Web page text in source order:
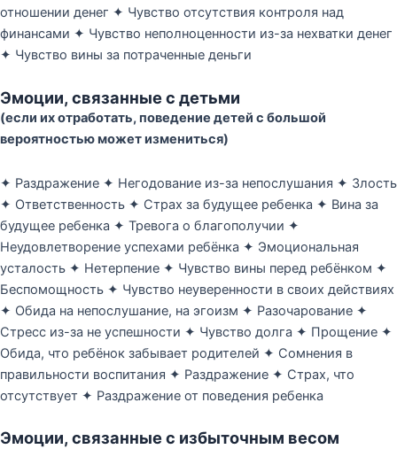
отношении денег ✦ Чувство отсутствия контроля над
финансами ✦ Чувство неполноценности из-за нехватки денег
✦ Чувство вины за потраченные деньги
Эмоции, связанные с детьми
(если их отработать, поведение детей с большой
вероятностью может измениться)
✦ Раздражение ✦ Негодование из-за непослушания ✦ Злость
✦ Ответственность ✦ Страх за будущее ребенка ✦ Вина за
будущее ребенка ✦ Тревога о благополучии ✦
Неудовлетворение успехами ребёнка ✦ Эмоциональная
усталость ✦ Нетерпение ✦ Чувство вины перед ребёнком ✦
Беспомощность ✦ Чувство неуверенности в своих действиях
✦ Обида на непослушание, на эгоизм ✦ Разочарование ✦
Стресс из-за не успешности ✦ Чувство долга ✦ Прощение ✦
Обида, что ребёнок забывает родителей ✦ Сомнения в
правильности воспитания ✦ Раздражение ✦ Страх, что
отсутствует ✦ Раздражение от поведения ребенка
Эмоции, связанные с избыточным весом